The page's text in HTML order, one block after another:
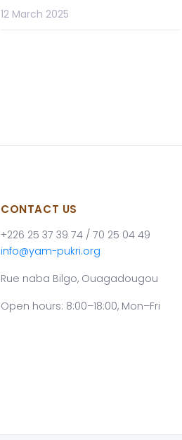
12 March 2025
CONTACT US
+226 25 37 39 74 / 70 25 04 49
info@yam-pukri.org
Rue naba Bilgo, Ouagadougou
Open hours: 8:00–18:00, Mon–Fri